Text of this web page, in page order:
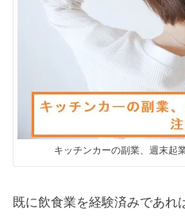
キッチンカーの副業、週末起
既に飲食業を経験済みであれ